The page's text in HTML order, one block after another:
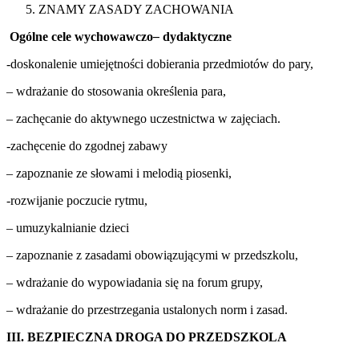
ZNAMY ZASADY ZACHOWANIA
Ogólne cele wychowawczo– dydaktyczne
-doskonalenie umiejętności dobierania przedmiotów do pary,
– wdrażanie do stosowania określenia para,
– zachęcanie do aktywnego uczestnictwa w zajęciach.
-zachęcenie do zgodnej zabawy
– zapoznanie ze słowami i melodią piosenki,
-rozwijanie poczucie rytmu,
– umuzykalnianie dzieci
– zapoznanie z zasadami obowiązującymi w przedszkolu,
– wdrażanie do wypowiadania się na forum grupy,
– wdrażanie do przestrzegania ustalonych norm i zasad.
III. BEZPIECZNA DROGA DO PRZEDSZKOLA